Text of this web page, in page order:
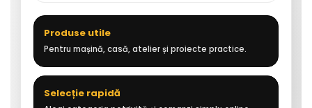
Produse utile
Pentru mașină, casă, atelier și proiecte practice.
Selecție rapidă